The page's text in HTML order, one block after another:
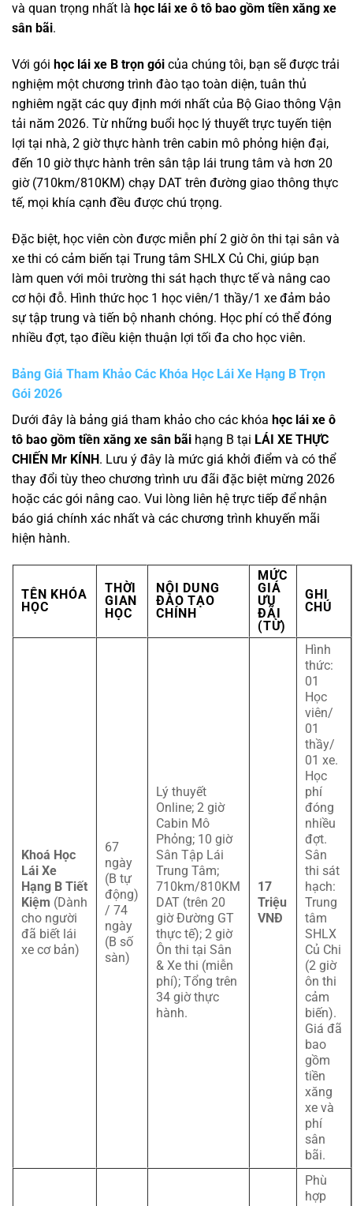
và quan trọng nhất là học lái xe ô tô bao gồm tiền xăng xe
sân bãi.
Với gói học lái xe B trọn gói của chúng tôi, bạn sẽ được trải
nghiệm một chương trình đào tạo toàn diện, tuân thủ
nghiêm ngặt các quy định mới nhất của Bộ Giao thông Vận
tải năm 2026. Từ những buổi học lý thuyết trực tuyến tiện
lợi tại nhà, 2 giờ thực hành trên cabin mô phỏng hiện đại,
đến 10 giờ thực hành trên sân tập lái trung tâm và hơn 20
giờ (710km/810KM) chạy DAT trên đường giao thông thực
tế, mọi khía cạnh đều được chú trọng.
Đặc biệt, học viên còn được miễn phí 2 giờ ôn thi tại sân và
xe thi có cảm biến tại Trung tâm SHLX Củ Chi, giúp bạn
làm quen với môi trường thi sát hạch thực tế và nâng cao
cơ hội đỗ. Hình thức học 1 học viên/1 thầy/1 xe đảm bảo
sự tập trung và tiến bộ nhanh chóng. Học phí có thể đóng
nhiều đợt, tạo điều kiện thuận lợi tối đa cho học viên.
Bảng Giá Tham Khảo Các Khóa Học Lái Xe Hạng B Trọn
Gói 2026
Dưới đây là bảng giá tham khảo cho các khóa học lái xe ô
tô bao gồm tiền xăng xe sân bãi hạng B tại LÁI XE THỰC
CHIẾN Mr KÍNH. Lưu ý đây là mức giá khởi điểm và có thể
thay đổi tùy theo chương trình ưu đãi đặc biệt mừng 2026
hoặc các gói nâng cao. Vui lòng liên hệ trực tiếp để nhận
báo giá chính xác nhất và các chương trình khuyến mãi
hiện hành.
TÊN KHÓA
HỌC
THỜI
GIAN
HỌC
NỘI DUNG
ĐÀO TẠO
CHÍNH
MỨC
GIÁ
ƯU
ĐÃI
(TỪ)
GHI
CHÚ
Khoá Học
Lái Xe
Hạng B Tiết
Kiệm (Dành
cho người
đã biết lái
xe cơ bản)
67
ngày
(B tự
động)
/ 74
ngày
(B số
sàn)
Lý thuyết
Online; 2 giờ
Cabin Mô
Phỏng; 10 giờ
Sân Tập Lái
Trung Tâm;
710km/810KM
DAT (trên 20
giờ Đường GT
thực tế); 2 giờ
Ôn thi tại Sân
& Xe thi (miễn
phí); Tổng trên
34 giờ thực
hành.
17
Triệu
VNĐ
Hình
thức:
01
Học
viên/
01
thầy/
01 xe.
Học
phí
đóng
nhiều
đợt.
Sân
thi sát
hạch:
Trung
tâm
SHLX
Củ Chi
(2 giờ
ôn thi
cảm
biến).
Giá đã
bao
gồm
tiền
xăng
xe và
phí
sân
bãi.
Phù
hợp